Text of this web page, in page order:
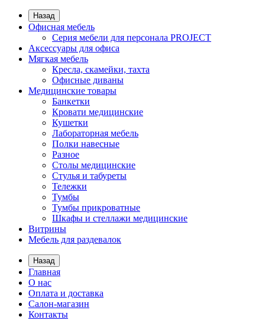
Назад
Офисная мебель
Серия мебели для персонала PROJECT
Аксессуары для офиса
Мягкая мебель
Кресла, скамейки, тахта
Офисные диваны
Медицинские товары
Банкетки
Кровати медицинские
Кушетки
Лабораторная мебель
Полки навесные
Разное
Столы медицинские
Стулья и табуреты
Тележки
Тумбы
Тумбы прикроватные
Шкафы и стеллажи медицинские
Витрины
Мебель для раздевалок
Назад
Главная
О нас
Оплата и доставка
Салон-магазин
Контакты